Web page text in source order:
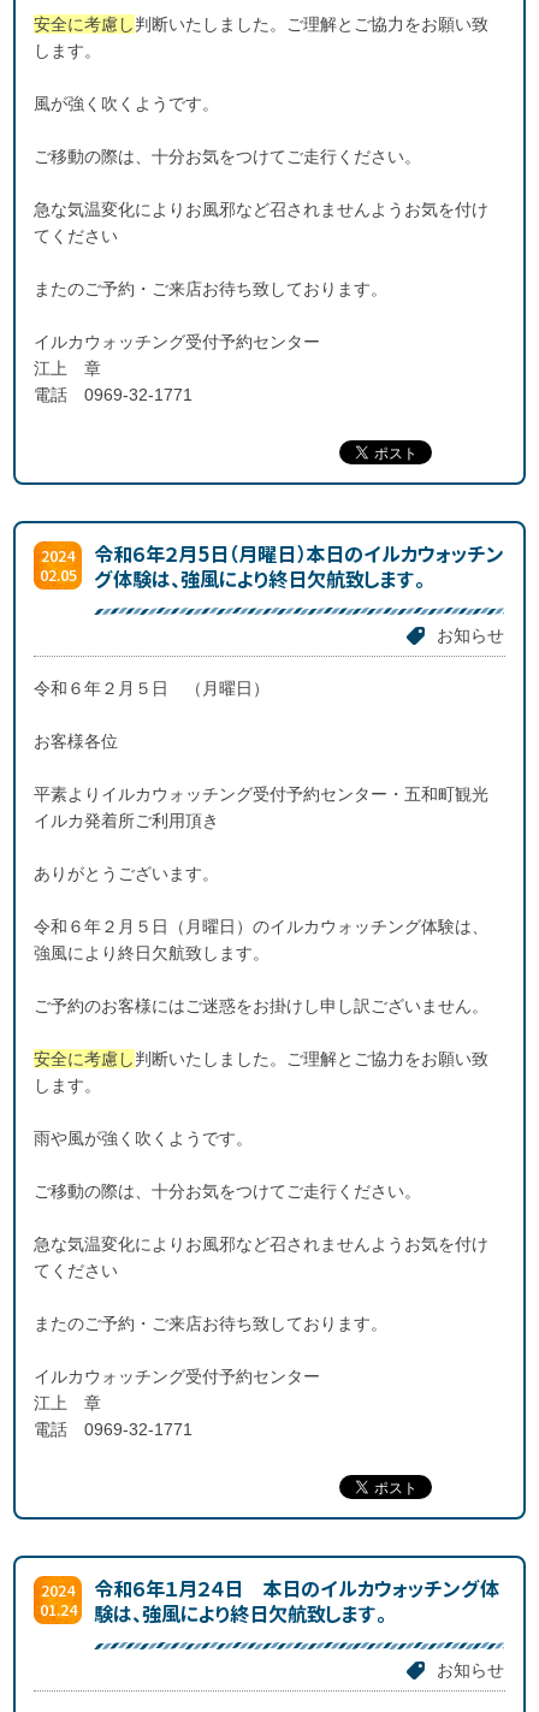
安全に考慮し判断いたしました。ご理解とご協力をお願い致
します。
風が強く吹くようです。
ご移動の際は、十分お気をつけてご走行ください。
急な気温変化によりお風邪など召されませんようお気を付け
てください
またのご予約・ご来店お待ち致しております。
イルカウォッチング受付予約センター
江上 章
電話 0969-32-1771
2024
02.05
令和６年２月5日（月曜日）本日のイルカウォッチン
グ体験は、強風により終日欠航致します。
お知らせ
令和６年２月５日 （月曜日）
お客様各位
平素よりイルカウォッチング受付予約センター・五和町観光
イルカ発着所ご利用頂き
ありがとうございます。
令和６年２月５日（月曜日）のイルカウォッチング体験は、
強風により終日欠航致します。
ご予約のお客様にはご迷惑をお掛けし申し訳ございません。
安全に考慮し判断いたしました。ご理解とご協力をお願い致
します。
雨や風が強く吹くようです。
ご移動の際は、十分お気をつけてご走行ください。
急な気温変化によりお風邪など召されませんようお気を付け
てください
またのご予約・ご来店お待ち致しております。
イルカウォッチング受付予約センター
江上 章
電話 0969-32-1771
2024
01.24
令和６年１月２４日 本日のイルカウォッチング体
験は、強風により終日欠航致します。
お知らせ